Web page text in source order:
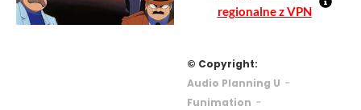
regionalne z VPN
© Copyright:
Audio Planning U -
Funimation -